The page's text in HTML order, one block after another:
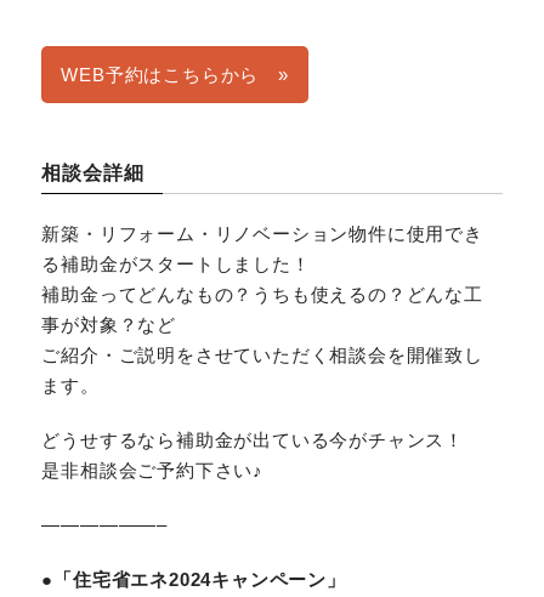
WEB予約はこちらから »
相談会詳細
新築・リフォーム・リノベーション物件に使用でき
る補助金がスタートしました！
補助金ってどんなもの？うちも使えるの？どんな工
事が対象？など
ご紹介・ご説明をさせていただく相談会を開催致し
ます。
どうせするなら補助金が出ている今がチャンス！
是非相談会ご予約下さい♪
——————–
●「住宅省エネ2024キャンペーン」